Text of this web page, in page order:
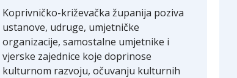
Koprivničko-križevačka županija poziva
ustanove, udruge, umjetničke
organizacije, samostalne umjetnike i
vjerske zajednice koje doprinose
kulturnom razvoju, očuvanju kulturnih